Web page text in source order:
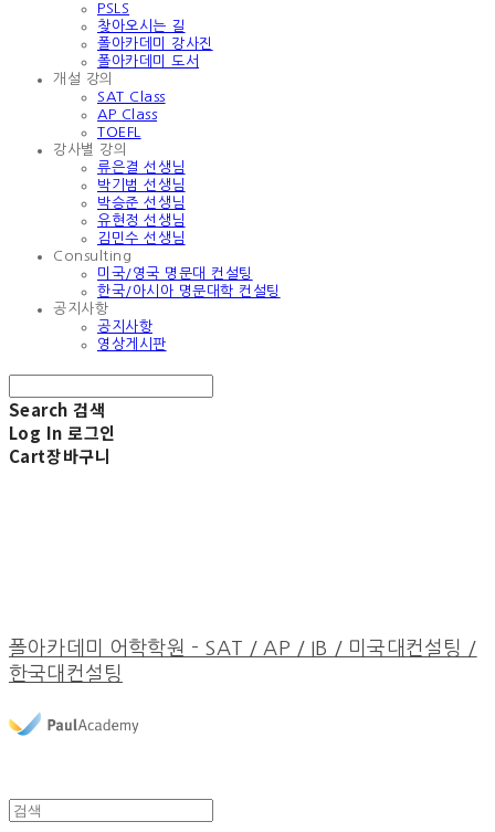
PSLS
찾아오시는 길
폴아카데미 강사진
폴아카데미 도서
개설 강의
SAT Class
AP Class
TOEFL
강사별 강의
류은결 선생님
박기범 선생님
박승준 선생님
유현정 선생님
김민수 선생님
Consulting
미국/영국 명문대 컨설팅
한국/아시아 명문대학 컨설팅
공지사항
공지사항
영상게시판
Search 검색
Log In 로그인
Cart장바구니
폴아카데미 어학학원 - SAT / AP / IB / 미국대컨설팅 /
한국대컨설팅